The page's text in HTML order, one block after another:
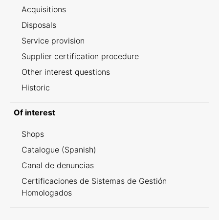
Acquisitions
Disposals
Service provision
Supplier certification procedure
Other interest questions
Historic
Of interest
Shops
Catalogue (Spanish)
Canal de denuncias
Certificaciones de Sistemas de Gestión
Homologados